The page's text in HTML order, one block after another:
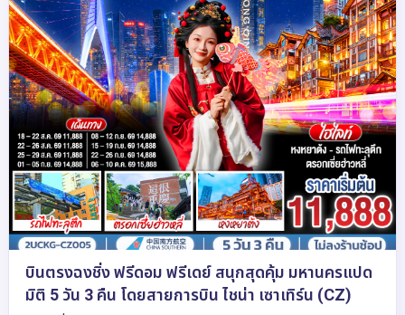
บินตรงฉงชิ่ง ฟรีดอม ฟรีเดย์ สนุกสุดคุ้ม มหานครแปด
มิติ 5 วัน 3 คืน โดยสายการบิน ไชน่า เซาเทิร์น (CZ)